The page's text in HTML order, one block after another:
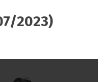
2023)